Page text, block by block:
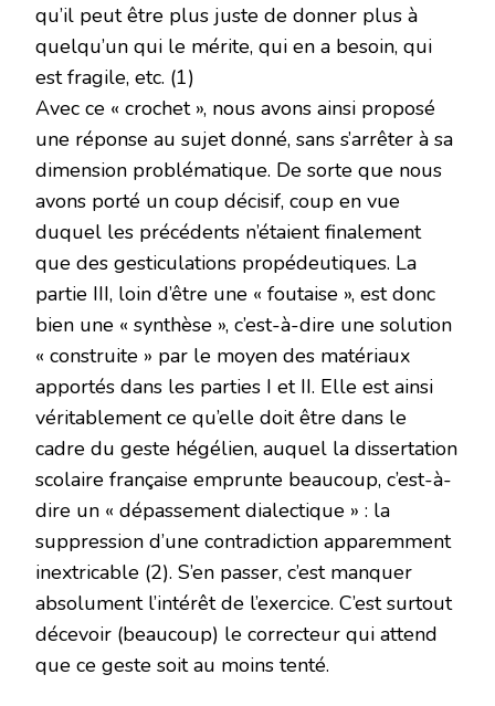
qu’il peut être plus juste de donner plus à
quelqu’un qui le mérite, qui en a besoin, qui
est fragile, etc. (1)
Avec ce « crochet », nous avons ainsi proposé
une réponse au sujet donné, sans s’arrêter à sa
dimension problématique. De sorte que nous
avons porté un coup décisif, coup en vue
duquel les précédents n’étaient finalement
que des gesticulations propédeutiques. La
partie III, loin d’être une « foutaise », est donc
bien une « synthèse », c’est-à-dire une solution
« construite » par le moyen des matériaux
apportés dans les parties I et II. Elle est ainsi
véritablement ce qu’elle doit être dans le
cadre du geste hégélien, auquel la dissertation
scolaire française emprunte beaucoup, c’est-à-
dire un « dépassement dialectique » : la
suppression d’une contradiction apparemment
inextricable (2). S’en passer, c’est manquer
absolument l’intérêt de l’exercice. C’est surtout
décevoir (beaucoup) le correcteur qui attend
que ce geste soit au moins tenté.